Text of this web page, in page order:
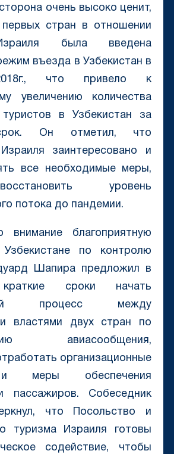
очень высоко ценит,
стран в отношении
была введена
въезда в Узбекистан в
что привело к
увеличению количества
туристов в Узбекистан за
Он отметил, что
заинтересовано и
все необходимые меры,
уровень
потока до пандемии.
внимание благоприятную
по контролю
Шапира предложил в
сроки начать
процесс между
властями двух стран по
авиасообщения,
организационные
меры обеспечения
пассажиров. Собеседник
что Посольство и
туризма Израиля готовы
содействие, чтобы